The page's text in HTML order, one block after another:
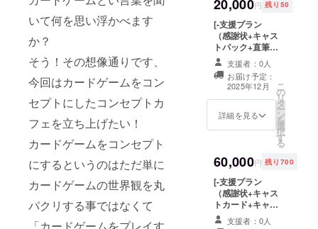
いて何を思い浮かべます
か？
そう！その想像通りです、
今回はカードゲームをコン
セプトにしたコンセプトカ
フェを立ち上げたい！
カードゲームをコンセプト
にするというのはただ単に
カードゲームの世界観を丸
パクリする事ではなくて
キャスト３種類
で計30枚からラ
ンダムでパック
に入れさせて頂
きます！
ない？＊】 ※オ
リジナル色紙は
１枚のみです。
※種類は１キャス
ト３種類です、
ランダムで送付
されます。 ※感
謝状に記載する
宛名（ニック
載ください。
20,000円 残り50
[-支援プラン
（感謝状+キャス
トパック+直筆
メッセージ）-]
・感謝状+キャ
ストパック+直筆
メッセージをお
送り致します！
【＊キャストが
※１パック３枚入
りを５個お送り
致します。 ※直
筆メッセージを
担当するキャス
トはランダムで
支援者：0人
お届け予定：
2025年12月
詳細を見る
こ
の
リ
タ
ー
ン
を
選
択
す
る
60,000円 残り700
[-支援プラン
（感謝状+キャス
トカード+キャス
トオリジナル色
支援者：0人